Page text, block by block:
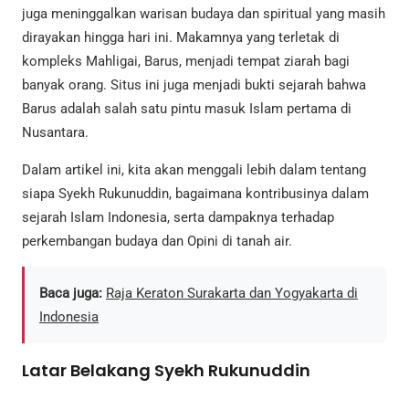
juga meninggalkan warisan budaya dan spiritual yang masih
dirayakan hingga hari ini. Makamnya yang terletak di
kompleks Mahligai, Barus, menjadi tempat ziarah bagi
banyak orang. Situs ini juga menjadi bukti sejarah bahwa
Barus adalah salah satu pintu masuk Islam pertama di
Nusantara.
Dalam artikel ini, kita akan menggali lebih dalam tentang
siapa Syekh Rukunuddin, bagaimana kontribusinya dalam
sejarah Islam Indonesia, serta dampaknya terhadap
perkembangan budaya dan Opini di tanah air.
Baca juga: Raja Keraton Surakarta dan Yogyakarta di
Indonesia
Latar Belakang Syekh Rukunuddin